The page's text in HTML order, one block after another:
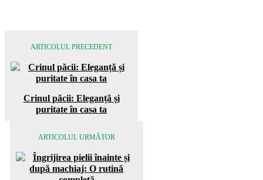
ARTICOLUL PRECEDENT
Crinul păcii: Eleganță și
puritate în casa ta
ARTICOLUL URMĂTOR